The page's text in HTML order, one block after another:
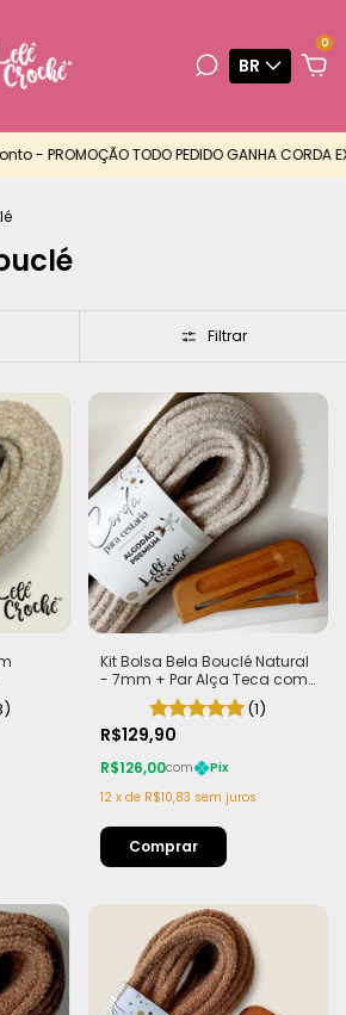
BR
0
TODO PEDIDO GANHA
Filtrar
Kit Bolsa Bela Bouclé Natural
- 7mm + Par Alça Teca com
(1)
R$129,90
R$126,00com
Pix
12 x de R$10,83 sem juros